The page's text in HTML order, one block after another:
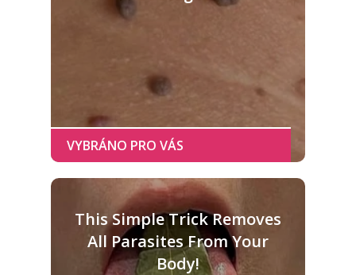
This Simple Trick Removes
All Parasites From Your
Body!